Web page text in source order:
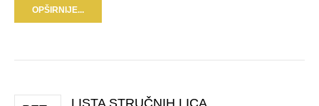
OPŠIRNIJE...
LISTA STRUČNIH LICA